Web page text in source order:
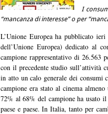
I
“mancanza di interesse” o per
L’Unione Europea ha pubblicato ieri
dell’Unione Europea) dedicato al
campione rappresentativo di
con il precedente studio sull’attività
in atto un calo generale dei
campione era stato al cinema
72% al 68% del campione ha usato
paese e paese. In Italia, tanto per